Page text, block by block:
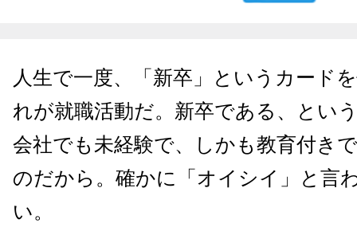
人生で一度、「新卒」というカード
れが就職活動だ。新卒である、とい
会社でも未経験で、しかも教育付き
のだから。確かに「オイシイ」と言
い。